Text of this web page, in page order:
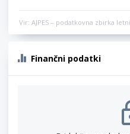
Vir: AJPES – podatkovna zbirka
Finančni podatki